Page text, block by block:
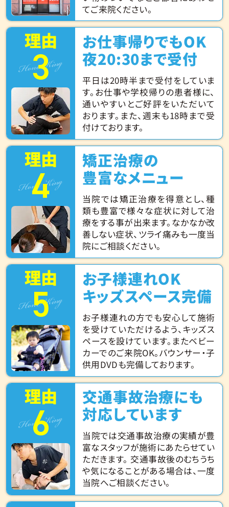
てご来院ください。
理由
3
Hone King
お仕事帰りでもOK
夜20:30まで受付
平日は20時半まで受付をしていま
す。お仕事や学校帰りの患者様に、
通いやすいとご好評をいただいて
おります。また、週末も18時まで受
付けております。
理由
4
Hone King
矯正治療の
豊富なメニュー
当院では矯正治療を得意とし、種
類も豊富で様々な症状に対して治
療をする事が出来ます。なかなか改
善しない症状、ツライ痛みも一度当
院にご相談ください。
理由
5
Hone King
お子様連れOK
キッズスペース完備
お子様連れの方でも安心して施術
を受けていただけるよう、キッズス
ペースを設けています。またベビー
カーでのご来院OK。バウンサー・子
供用DVDも完備しております。
理由
6
Hone King
交通事故治療にも
対応しています
当院では交通事故治療の実績が豊
富なスタッフが施術にあたらせてい
ただきます。 交通事故後のむちうち
や気になることがある場合は、一度
当院へご相談ください。